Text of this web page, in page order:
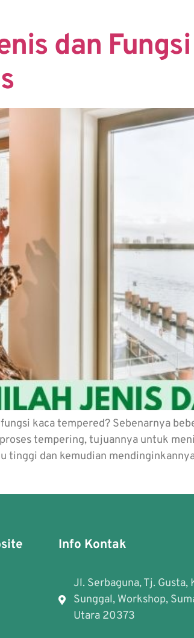
dan
kaca tempered? Sebenarnya
tempering, tujuannya untuk
tinggi dan kemudian
Info Kontak
Jl. Serbaguna, Tj. Gusta,
Sunggal, Workshop,
Utara 20373